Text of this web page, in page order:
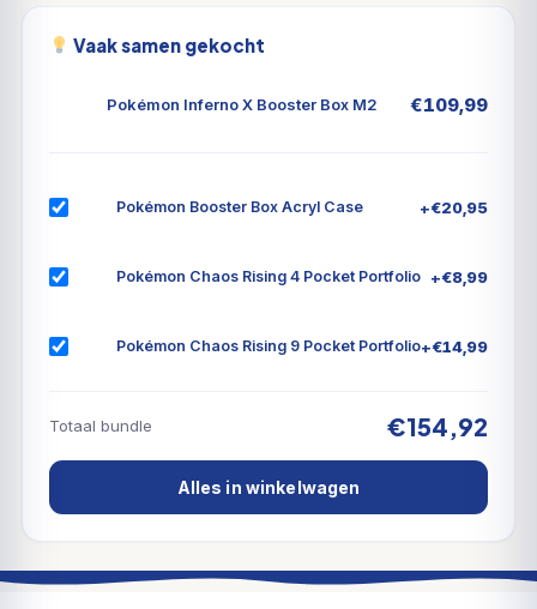
Vaak samen gekocht
Pokémon Inferno X Booster Box M2 €109,99
Pokémon Booster Box Acryl Case +€20,95
Pokémon Chaos Rising 4 Pocket Portfolio +€8,99
Pokémon Chaos Rising 9 Pocket Portfolio+€14,99
Totaal bundle €154,92
Alles in winkelwagen